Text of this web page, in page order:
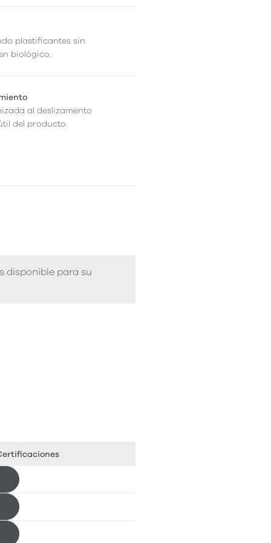
plastificantes sin
biológico.
al deslizamento
del producto.
disponible para su
Descargar
Descargar
Descargar